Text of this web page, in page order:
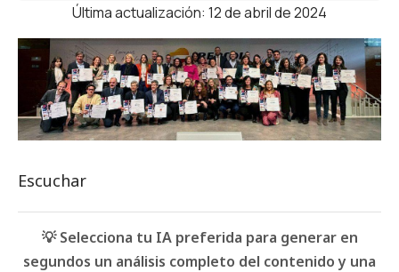
Última actualización: 12 de abril de 2024
Escuchar
💡 Selecciona tu IA preferida para generar en
segundos un análisis completo del contenido y una